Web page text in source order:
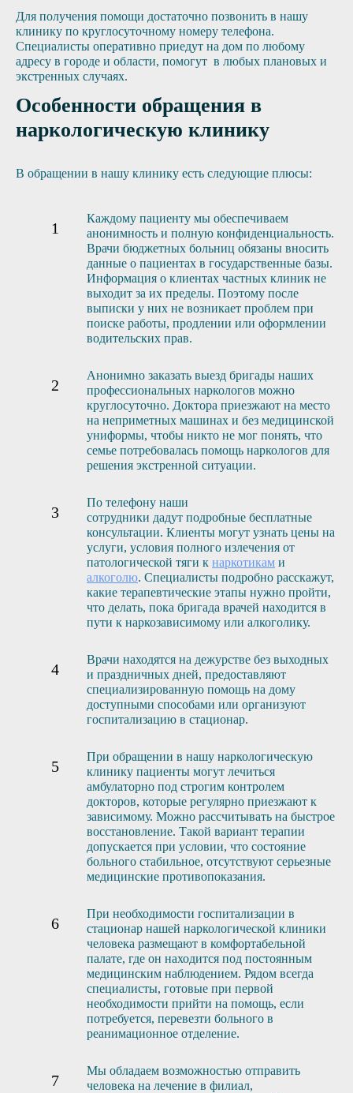
Для получения помощи достаточно позвонить в нашу
клинику по круглосуточному номеру телефона.
Специалисты оперативно приедут на дом по любому
адресу в городе и области, помогут в любых плановых и
экстренных случаях.
Особенности обращения в
наркологическую клинику
В обращении в нашу клинику есть следующие плюсы:
Каждому пациенту мы обеспечиваем
анонимность и полную конфиденциальность.
Врачи бюджетных больниц обязаны вносить
данные о пациентах в государственные базы.
Информация о клиентах частных клиник не
выходит за их пределы. Поэтому после
выписки у них не возникает проблем при
поиске работы, продлении или оформлении
водительских прав.
Анонимно заказать выезд бригады наших
профессиональных наркологов можно
круглосуточно. Доктора приезжают на место
на неприметных машинах и без медицинской
униформы, чтобы никто не мог понять, что
семье потребовалась помощь наркологов для
решения экстренной ситуации.
По телефону наши
сотрудники дадут подробные бесплатные
консультации. Клиенты могут узнать цены на
услуги, условия полного излечения от
патологической тяги к наркотикам и
алкоголю. Специалисты подробно расскажут,
какие терапевтические этапы нужно пройти,
что делать, пока бригада врачей находится в
пути к наркозависимому или алкоголику.
Врачи находятся на дежурстве без выходных
и праздничных дней, предоставляют
специализированную помощь на дому
доступными способами или организуют
госпитализацию в стационар.
При обращении в нашу наркологическую
клинику пациенты могут лечиться
амбулаторно под строгим контролем
докторов, которые регулярно приезжают к
зависимому. Можно рассчитывать на быстрое
восстановление. Такой вариант терапии
допускается при условии, что состояние
больного стабильное, отсутствуют серьезные
медицинские противопоказания.
При необходимости госпитализации в
стационар нашей наркологической клиники
человека размещают в комфортабельной
палате, где он находится под постоянным
медицинским наблюдением. Рядом всегда
специалисты, готовые при первой
необходимости прийти на помощь, если
потребуется, перевезти больного в
реанимационное отделение.
Мы обладаем возможностью отправить
человека на лечение в филиал,